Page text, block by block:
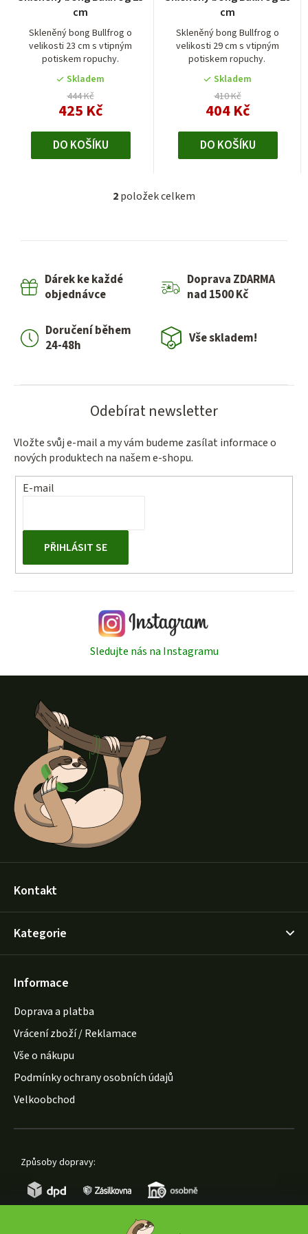
cm
Skleněný bong Bullfrog o
velikosti 23 cm s vtipným
potiskem ropuchy.
Skladem
444 Kč
425 Kč
DO KOŠÍKU
cm
Skleněný bong Bullfrog o
velikosti 29 cm s vtipným
potiskem ropuchy.
produktu
je
4,0
z
5
hvězdiček.
Skladem
410 Kč
404 Kč
DO KOŠÍKU
O
l
k
v
p
i
2položek celkem
Dárek ke každé
objednávce
Doprava ZDARMA
nad 1500 Kč
Doručení během
24-48h
Vše skladem!
Odebírat newsletter
Vložte svůj e-mail a my vám budeme zasílat informace o
nových produktech na našem e-shopu.
E-mail
PŘIHLÁSIT SE
Sledujte nás na Instagramu
Kontakt
Kategorie
Informace
Doprava a platba
Vrácení zboží / Reklamace
Vše o nákupu
Podmínky ochrany osobních údajů
Velkoobchod
Způsoby dopravy: